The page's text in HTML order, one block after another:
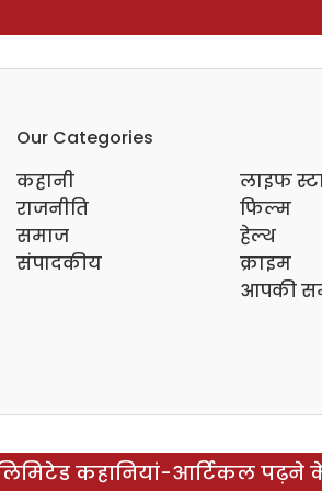
Our Categories
कहानी
राजनीति
समाज
संपादकीय
लाइफ
फिल्म
हेल्थ
क्राइम
आपकी
कहानियां-आर्टिकल पढ़ने